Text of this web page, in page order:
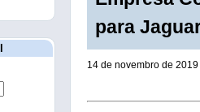
para
14 de novembro de 2019